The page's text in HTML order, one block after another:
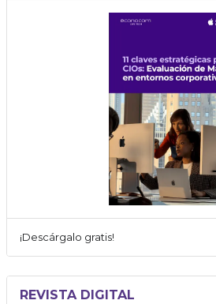
¡Descárgalo gratis!
REVISTA DIGITAL